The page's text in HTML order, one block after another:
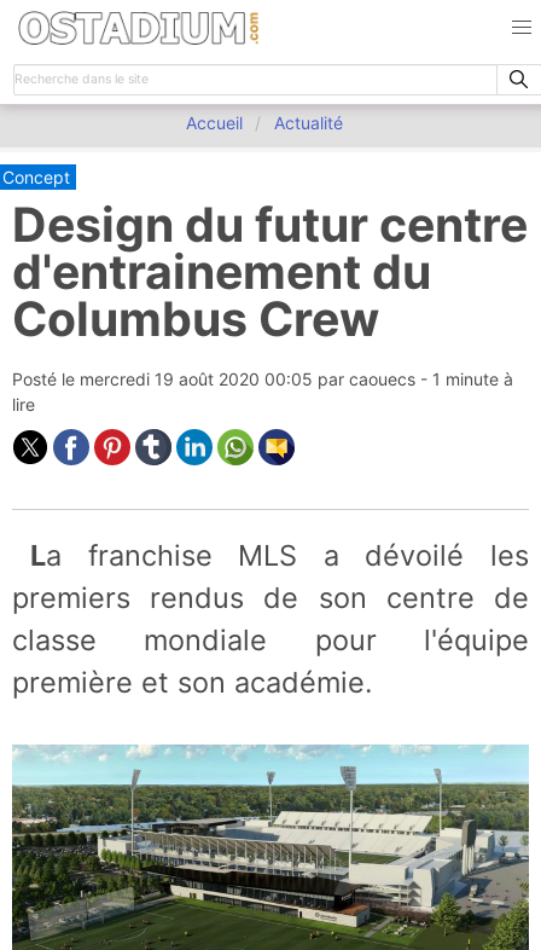
Accueil Actualité
Concept
Design du futur centre
d'entrainement du
Columbus Crew
Posté le mercredi 19 août 2020 00:05 par caouecs - 1 minute à
lire
La franchise MLS a dévoilé les
premiers rendus de son centre de
classe mondiale pour l'équipe
première et son académie.